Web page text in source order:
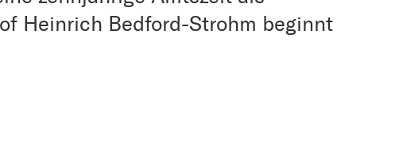
Heinrich Bedford-Strohm beginnt